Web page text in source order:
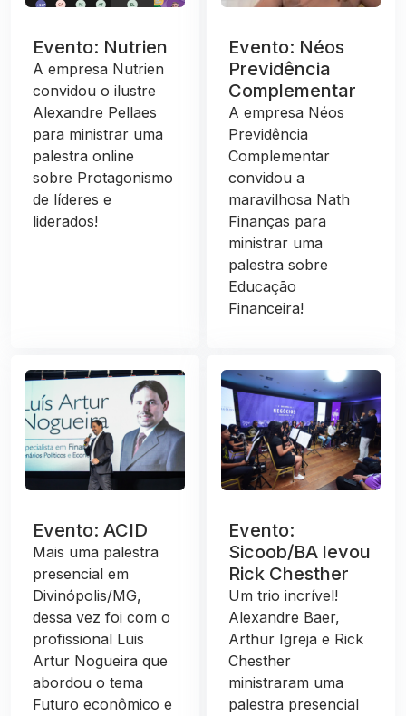
Evento: Nutrien
A empresa Nutrien
convidou o ilustre
Alexandre Pellaes
para ministrar uma
palestra online
sobre Protagonismo
de líderes e
liderados!
Evento: Néos
Previdência
Complementar
A empresa Néos
Previdência
Complementar
convidou a
maravilhosa Nath
Finanças para
ministrar uma
palestra sobre
Educação
Financeira!
Evento: ACID
Mais uma palestra
presencial em
Divinópolis/MG,
dessa vez foi com o
profissional Luis
Artur Nogueira que
abordou o tema
Futuro econômico e
Evento:
Sicoob/BA levou
Rick Chesther
Um trio incrível!
Alexandre Baer,
Arthur Igreja e Rick
Chesther
ministraram uma
palestra presencial